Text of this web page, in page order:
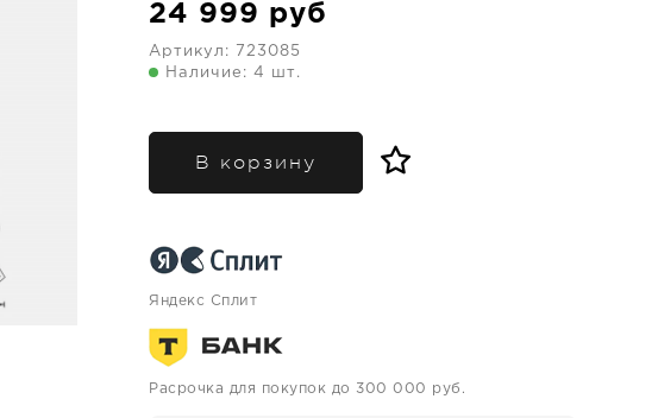
24 999 руб
Артикул:
723085
Наличие: 4 шт.
В корзину
Яндекс Сплит
Расрочка для покупок до 300 000 руб.